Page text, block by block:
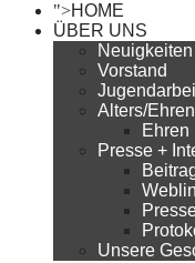
">HOME
ÜBER UNS
Neuigkeiten
Vorstand
Alters/
Ehren
Presse +
Unsere